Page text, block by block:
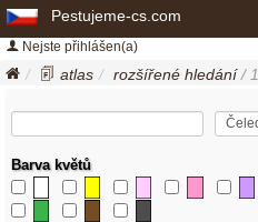
Pestujeme-cs.com
Nejste přihlášen(a)
atlas rozšířené hledání/ 1
Barva květů